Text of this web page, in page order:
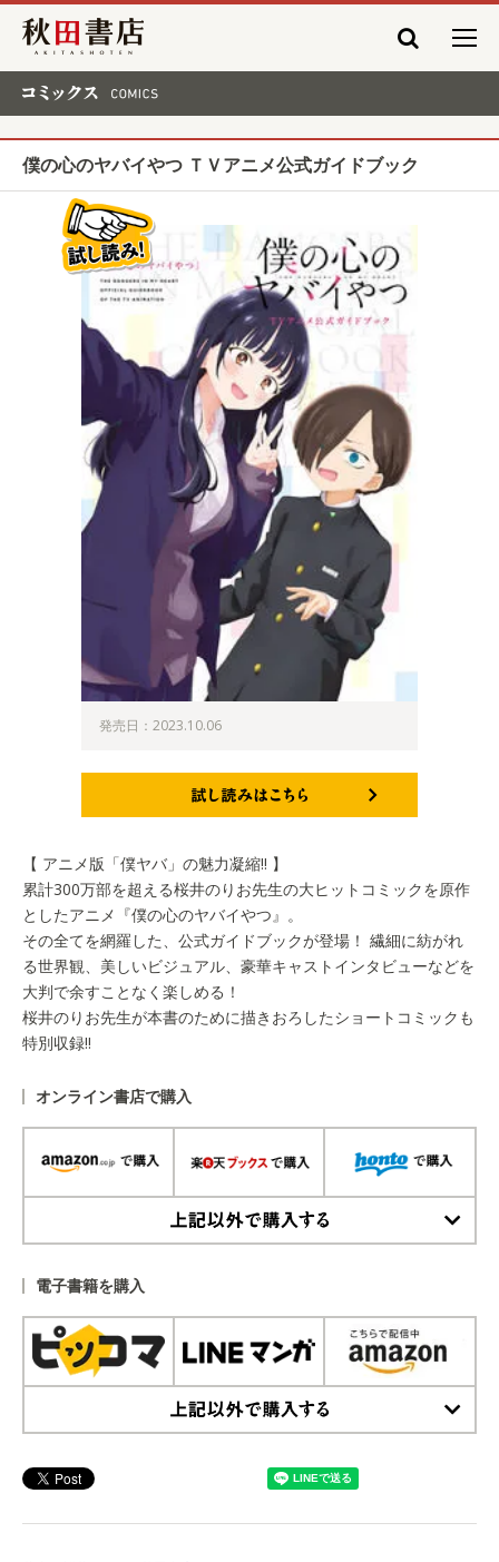
秋田書店
僕の心のヤバイやつ ＴＶアニメ公式ガイドブック
発売日：2023.10.06
【 アニメ版「僕ヤバ」の魅力凝縮!! 】
累計300万部を超える桜井のりお先生の大ヒットコミックを原作
としたアニメ『僕の心のヤバイやつ』。
その全てを網羅した、公式ガイドブックが登場！ 繊細に紡がれ
る世界観、美しいビジュアル、豪華キャストインタビューなどを
大判で余すことなく楽しめる！
桜井のりお先生が本書のために描きおろしたショートコミックも
特別収録!!
オンライン書店で購入
電子書籍を購入